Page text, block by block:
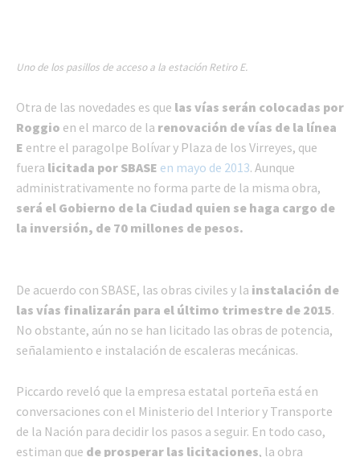
Uno de los pasillos de acceso a la estación Retiro E.
Otra de las novedades es que las vías serán colocadas por
Roggio en el marco de la renovación de vías de la línea
E entre el paragolpe Bolívar y Plaza de los Virreyes, que
fuera licitada por SBASE en mayo de 2013. Aunque
administrativamente no forma parte de la misma obra,
será el Gobierno de la Ciudad quien se haga cargo de
la inversión, de 70 millones de pesos.
De acuerdo con SBASE, las obras civiles y la instalación de
las vías finalizarán para el último trimestre de 2015.
No obstante, aún no se han licitado las obras de potencia,
señalamiento e instalación de escaleras mecánicas.
Piccardo reveló que la empresa estatal porteña está en
conversaciones con el Ministerio del Interior y Transporte
de la Nación para decidir los pasos a seguir. En todo caso,
estiman que de prosperar las licitaciones, la obra